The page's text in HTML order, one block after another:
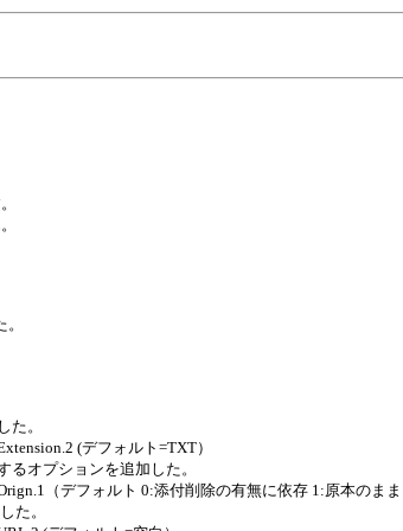
。
(デフォルト=TXT）
オプションを追加した。
（デフォルト 0:添付削除の有無に依存 1:原本のま
た。